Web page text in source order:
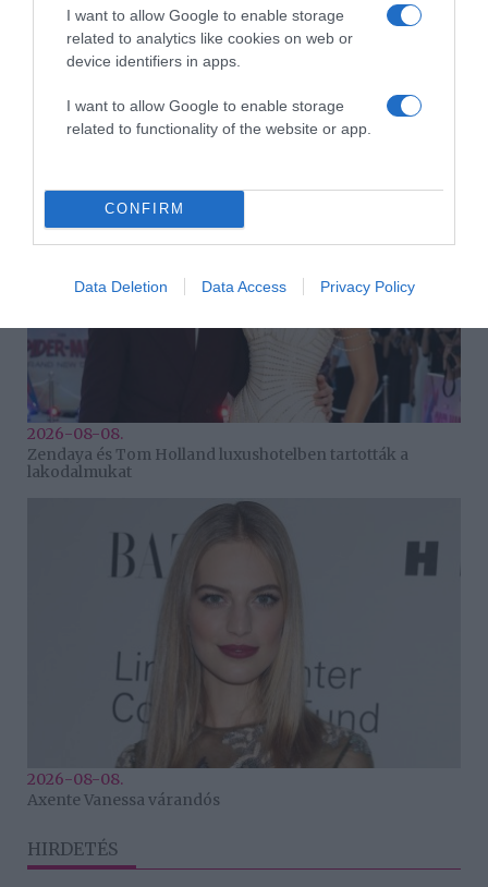
I want to allow Google to enable storage
related to analytics like cookies on web or
device identifiers in apps.
I want to allow Google to enable storage
related to functionality of the website or app.
CONFIRM
Data Deletion Data Access Privacy Policy
Takácsatka elleni védekezés kánikulában: így mentheted
meg a növényeidet
2026-08-08.
Zendaya és Tom Holland luxushotelben tartották a
lakodalmukat
2026-08-08.
Axente Vanessa várandós
HIRDETÉS